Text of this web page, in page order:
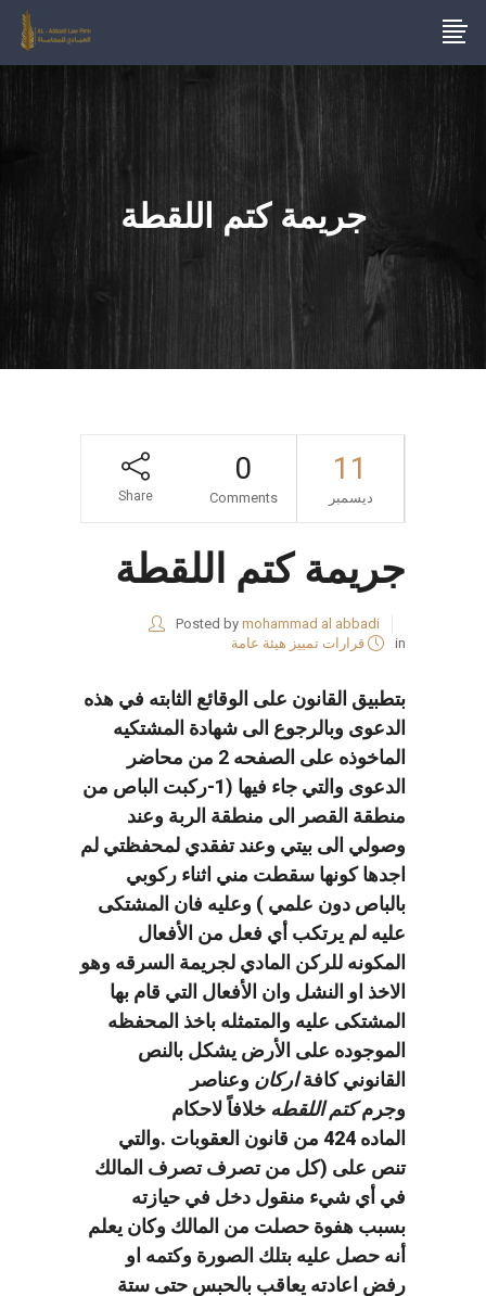
جريمة كتم اللقطة
11
ديسمبر
0
Comments
Share
جريمة كتم اللقطة
Posted by mohammad al abbadi
in
قرارات تمييز هيئة عامة
بتطبيق القانون على الوقائع الثابته في هذه
الدعوى وبالرجوع الى شهادة المشتكيه
الماخوذه على الصفحه 2 من محاضر
الدعوى والتي جاء فيها (
1- ركبت الباص من
منطقة القصر الى منطقة الربة وعند
وصولي الى بيتي وعند تفقدي لمحفظتي لم
اجدها كونها سقطت مني اثناء ركوبي
بالباص دون علمي ) وعليه فان المشتكى
عليه لم يرتكب أي فعل من الأفعال
المكونه للركن المادي لجريمة السرقه وهو
الاخذ او النشل وان الأفعال التي قام بها
المشتكى عليه والمتمثله باخذ المحفظه
الموجوده على الأرض يشكل بالنص
القانوني كافةاركان وعناصر
وجرمكتم اللقطه خلافاً لاحكام
الماده 424 من قانون العقوبات .والتي
تنص على (كل من تصرف تصرف المالك
في أي شيء منقول دخل في حيازته
بسبب هفوة حصلت من المالك وكان يعلم
أنه حصل عليه بتلك الصورة وكتمه او
رفض اعادته يعاقب بالحبس حتى ستة